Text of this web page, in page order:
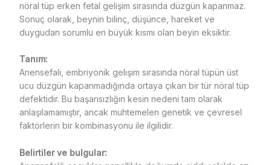
nöral tüp erken fetal gelişim sırasında düzgün kapanmaz.
Sonuç olarak, beynin bilinç, düşünce, hareket ve
duygudan sorumlu en büyük kısmı olan beyin eksiktir.
Tanım:
Anensefali, embriyonik gelişim sırasında nöral tüpün üst
ucu düzgün kapanmadığında ortaya çıkan bir tür nöral tüp
defektidir. Bu başarısızlığın kesin nedeni tam olarak
anlaşılamamıştır, ancak muhtemelen genetik ve çevresel
faktörlerin bir kombinasyonu ile ilgilidir.
Belirtiler ve bulgular: